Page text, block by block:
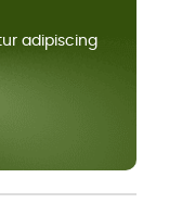
adipiscing